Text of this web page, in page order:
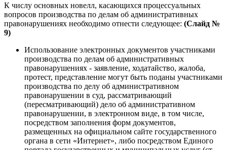
К числу основных новелл, касающихся процессуальных
вопросов производства по делам об административных
правонарушениях необходимо отнести следующее: (Слайд №
9)
Использование электронных документов участниками
производства по делам об административных
правонарушениях - заявление, ходатайство, жалоба,
протест, представление могут быть поданы участниками
производства по делу об административном
правонарушении в суд, рассматривающий
(пересматривающий) дело об административном
правонарушении, в электронном виде, в том числе,
посредством заполнения форм документов,
размещенных на официальном сайте государственного
органа в сети «Интернет», либо посредством Единого